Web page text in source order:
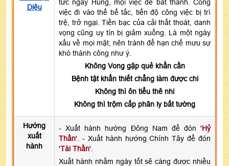
Diệu
tức ngày Hung, mọi việc dễ bất thành. Công
việc đi vào thế bế tắc, tiến độ công việc bị trì
trệ, trở ngại. Tiền bạc của cải thất thoát, danh
vọng cũng uy tín bị giảm xuống. Là một ngày
xấu về mọi mặt, nên tránh để hạn chế mưu sự
khó thành công như ý.
Không Vong gặp quẻ khẩn cần
Bệnh tật khẩn thiết chẳng làm được chi
Không thì ôn tiểu thê nhi
Không thì trộm cắp phân ly bất tường
Hướng
xuất
hành
- Xuất hành hướng Đông Nam để đón 'Hỷ
Thần'. - Xuất hành hướng Chính Tây để đón
'Tài Thần'.
Xuất hành nhằm ngày tốt sẽ càng được nhiều